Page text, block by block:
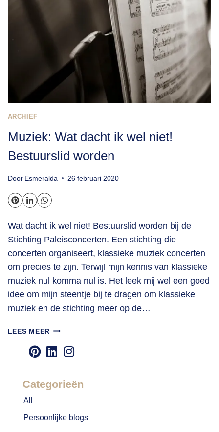
ARCHIEF
Muziek: Wat dacht ik wel niet!
Bestuurslid worden
Door Esmeralda 26 februari 2020
Wat dacht ik wel niet! Bestuurslid worden bij de
Stichting Paleisconcerten. Een stichting die
concerten organiseert, klassieke muziek concerten
om precies te zijn. Terwijl mijn kennis van klassieke
muziek nul komma nul is. Het leek mij wel een goed
idee om mijn steentje bij te dragen om klassieke
muziek en de stichting meer op de…
LEES MEER MUZIEK:
DACHT
NIET!
Categorieën
All
Persoonlijke blogs